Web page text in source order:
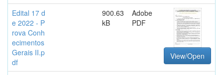
Edital 17 d
e 2022 - P
rova Conh
ecimentos
Gerais II.p
df
900.63
kB
Adobe
PDF
View/Open